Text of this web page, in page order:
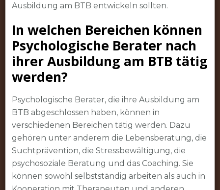
Ausbildung am BTB entwickeln sollten.
In welchen Bereichen können
Psychologische Berater nach
ihrer Ausbildung am BTB tätig
werden?
Psychologische Berater, die ihre Ausbildung am
BTB abgeschlossen haben, können in
verschiedenen Bereichen tätig werden. Dazu
gehören unter anderem die Lebensberatung, die
Suchtprävention, die Stressbewältigung, die
psychosoziale Beratung und das Coaching. Sie
können sowohl selbstständig arbeiten als auch in